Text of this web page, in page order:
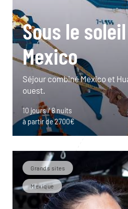
Sous le
Mexico
Séjour combiné Mexico et
ouest.
10 jours / 8 nuits
à partir de 2700€
Grands sites
Mexique